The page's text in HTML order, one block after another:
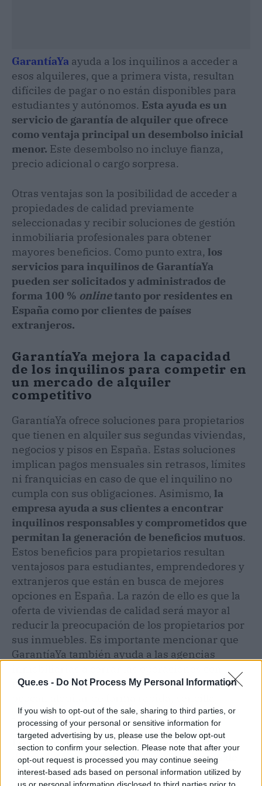
Que.es - Do Not Process My Personal Information
If you wish to opt-out of the sale, sharing to third parties, or
processing of your personal or sensitive information for
targeted advertising by us, please use the below opt-out
section to confirm your selection. Please note that after your
opt-out request is processed you may continue seeing
interest-based ads based on personal information utilized by
us or personal information disclosed to third parties prior to
GarantíaYa ayuda a los inquilinos a acceder a
esos alquileres, que a primera vista, resultan
difíciles de pagar o no están disponibles para
estudiantes y autónomos. Esta ayuda es un
servicio de garantía de alquiler que ofrece
como ventaja principal un desembolso inicial
menor. Este desembolso no incluye fianza,
precio adicional o cargo sorpresa.
Otras ventajas son la posibilidad de acceder a
propiedades de calidad previamente
seleccionadas y recibir soluciones de gestión
inmobiliaria profesionales para obtener
mayores beneficios. Como punto extra, los
servicios para inquilinos de GarantíaYa
pueden ser solicitados y administrados de
forma 100 % onlinetanto por residentes en
España como por clientes de países
extranjeros.
GarantíaYa mejora la capacidad
de los inquilinos para competir en
un mercado de alquiler
competitivo
GarantíaYa ofrece soluciones para propietarios
que tienen en alquiler sus segundas viviendas,
negocios y pisos en España. Estas soluciones
implican pagos mensuales sin retrasos, límites
ni franquicias en caso de que el inquilino no
cumpla con sus obligaciones. Asimismo, la
empresa ayuda a sus clientes a encontrar
inquilinos responsables y comprometidos que
permitan la generación de beneficios mutuos.
Estos beneficios para propietarios resultan
ventajosos para estudiantes, emprendedores y
extranjeros que están en busca de mejores
opciones en España. La razón de ello es que la
oferta de viviendas de calidad será mayor al
reducir la preocupación de los propietarios por
sus inmuebles. Es importante mencionar que
GarantíaYa también ayuda a las agencias
mayor rapidez, lo cual es ideal para quienes
precisa y eficaz.
Las soluciones de GarantíaYa están
disponibles para particulares y empresas de
forma íntegra, segura y 100 %online. Estas